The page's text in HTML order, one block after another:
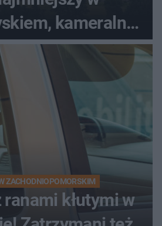
kameralny i
tłumów
ZACHODNIOPOMORSKIM
kłutymi w